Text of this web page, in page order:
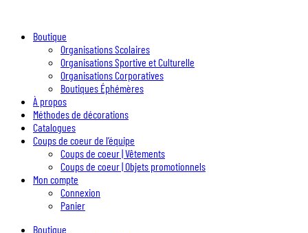
Boutique
Organisations Scolaires
Organisations Sportive et Culturelle
Organisations Corporatives
Boutiques Éphémères
À propos
Méthodes de décorations
Catalogues
Coups de coeur de l’équipe
Coups de coeur | Vêtements
Coups de coeur | Objets promotionnels
Mon compte
Connexion
Panier
Boutique